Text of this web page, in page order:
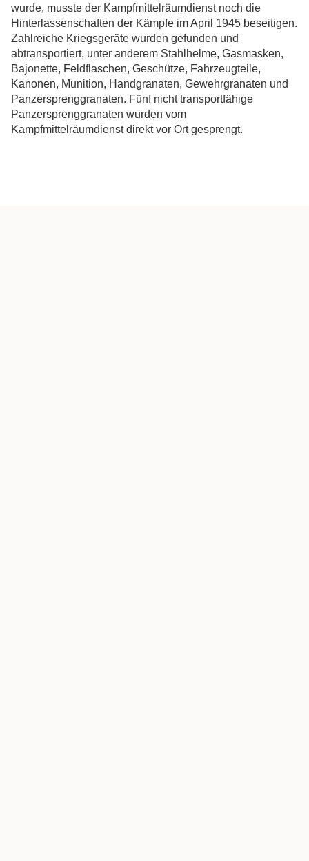
wurde, musste der Kampfmittelräumdienst noch die
Hinterlassenschaften der Kämpfe im April 1945 beseitigen.
Zahlreiche Kriegsgeräte wurden gefunden und
abtransportiert, unter anderem Stahlhelme, Gasmasken,
Bajonette, Feldflaschen, Geschütze, Fahrzeugteile,
Kanonen, Munition, Handgranaten, Gewehrgranaten und
Panzersprenggranaten. Fünf nicht transportfähige
Panzersprenggranaten wurden vom
Kampfmittelräumdienst direkt vor Ort gesprengt.